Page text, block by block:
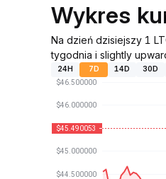
Wykres
Na dzień dzisiejszy 1
tygodnia i slightly
24H 7D 14D 30D